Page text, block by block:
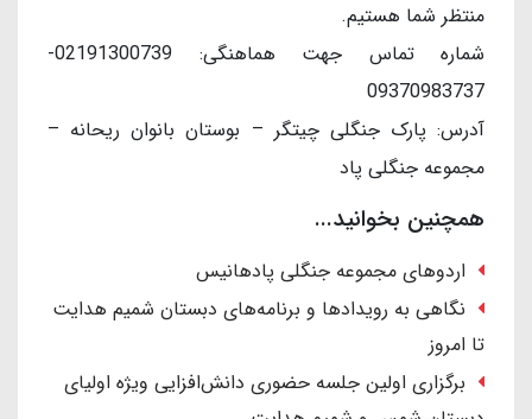
منتظر شما هستیم.
شماره تماس جهت هماهنگی: 02191300739-
09370983737
آدرس: پارک جنگلی چیتگر – بوستان بانوان ریحانه –
مجموعه جنگلی پاد
همچنین بخوانید...
اردوهای مجموعه جنگلی پادهانیس
نگاهی به رویدادها و برنامه‌های دبستان شمیم هدایت
تا امروز
برگزاری اولین جلسه حضوری دانش‌افزایی ویژه اولیای